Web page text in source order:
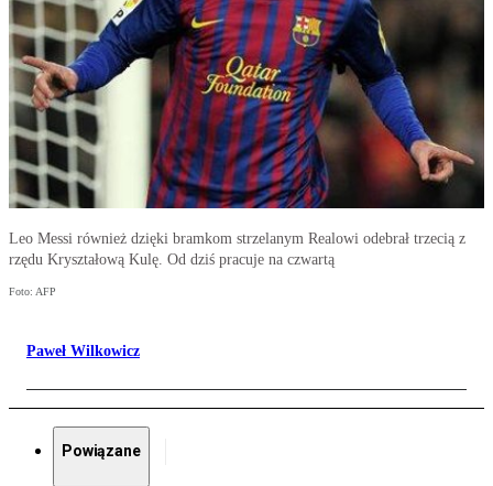
Leo Messi również dzięki bramkom strzelanym Realowi odebrał trzecią z
rzędu Kryształową Kulę. Od dziś pracuje na czwartą
Foto: AFP
Paweł Wilkowicz
Powiązane